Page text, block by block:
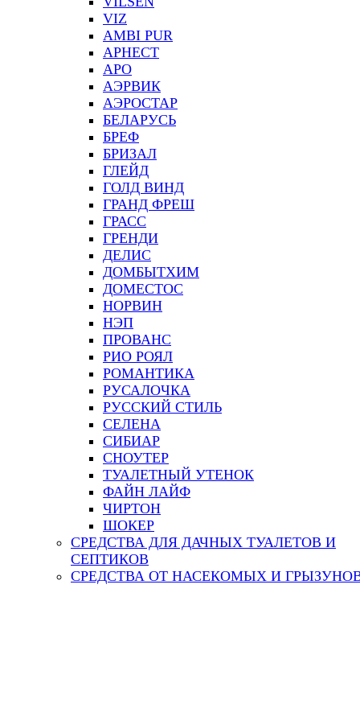
VIZ
АMBI PUR
АРНЕСТ
АРО
АЭРВИК
АЭРОСТАР
БЕЛАРУСЬ
БРЕФ
БРИЗАЛ
ГЛЕЙД
ГОЛД ВИНД
ГРАНД ФРЕШ
ГРАСС
ГРЕНДИ
ДЕЛИС
ДОМБЫТХИМ
ДОМЕСТОС
НОРВИН
НЭП
ПРОВАНС
РИО РОЯЛ
РОМАНТИКА
РУСАЛОЧКА
РУССКИЙ СТИЛЬ
СЕЛЕНА
СИБИАР
СНОУТЕР
ТУАЛЕТНЫЙ УТЕНОК
ФАЙН ЛАЙФ
ЧИРТОН
ШОКЕР
СРЕДСТВА ДЛЯ ДАЧНЫХ ТУАЛЕТОВ И
СЕПТИКОВ
СРЕДСТВА ОТ НАСЕКОМЫХ И